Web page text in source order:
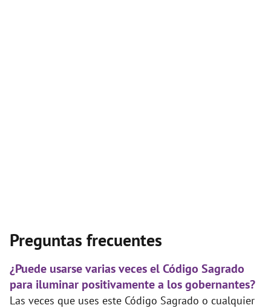
Preguntas frecuentes
¿Puede usarse varias veces el Código Sagrado
para iluminar positivamente a los gobernantes?
Las veces que uses este Código Sagrado o cualquier